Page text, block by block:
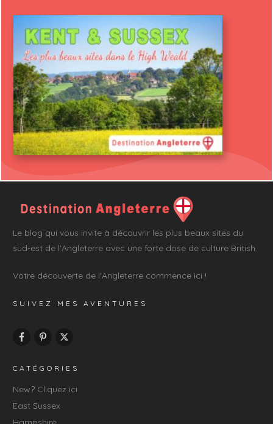
Le blog qui vous invite à découvrir les plus beaux sites du
sud-est de l'Angleterre avec une forte dose de culture British.
Votre découverte de l'Angleterre commence ici !
SUIVEZ MES AVENTURES
CATÉGORIES
New? Cliquez ici
East Sussex